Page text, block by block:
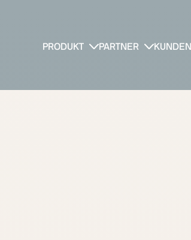
PRODUKT PARTNER KUNDEN